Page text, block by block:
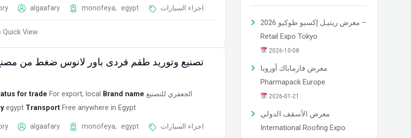
algaafary monofeya, egypt اجزاء السيارات
Quick View
تصنيع وتوريد طقم فردى باور لانوس ضغط من
for trade For export, local Brand name الجعفري للتصنيع
egypt Transport Free anywhere in Egypt
algaafary monofeya, egypt اجزاء السيارات
معرض ريتيـل إكسبو طوكيو 2026 –
Retail Expo Tokyo
2026-10-08
معرض فارماباك أوروبا
Pharmapack Europe
2026-01-21
معرض الأسقف الدولي
International Roofing Expo